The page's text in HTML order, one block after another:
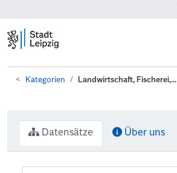
Kategorien Landwirtschaft, Fischerei,...
Datensätze Über uns